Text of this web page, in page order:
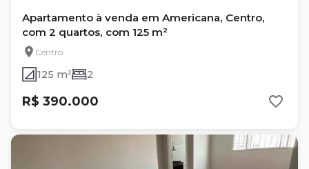
Apartamento à venda em Americana, Centro,
com 2 quartos, com 125 m²
Centro
125 m² 2
R$ 390.000